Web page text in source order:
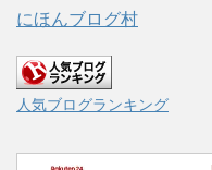
にほんブログ村
人気ブログランキング